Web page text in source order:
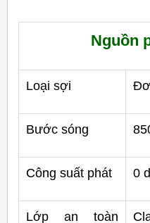
Nguồn
Loại sợi
Bước sóng
Công suất phát 0
Lớp an toàn